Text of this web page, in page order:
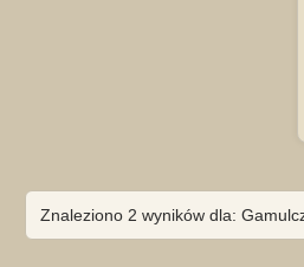
Znaleziono 2 wyników dla: